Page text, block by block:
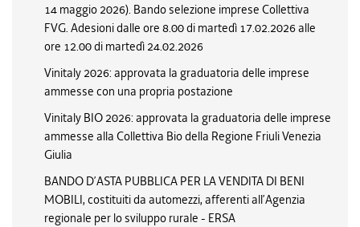
14 maggio 2026). Bando selezione imprese Collettiva
FVG. Adesioni dalle ore 8.00 di martedì 17.02.2026 alle
ore 12.00 di martedì 24.02.2026
Vinitaly 2026: approvata la graduatoria delle imprese
ammesse con una propria postazione
Vinitaly BIO 2026: approvata la graduatoria delle imprese
ammesse alla Collettiva Bio della Regione Friuli Venezia
Giulia
BANDO D’ASTA PUBBLICA PER LA VENDITA DI BENI
MOBILI, costituiti da automezzi, afferenti all’Agenzia
regionale per lo sviluppo rurale - ERSA